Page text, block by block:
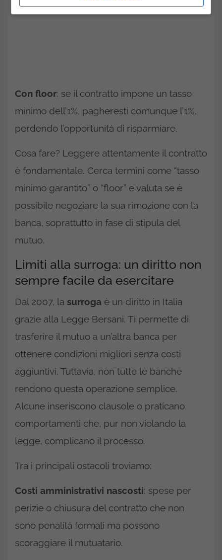
Con floor: se il contratto impone un tasso
minimo dell’1%, pagheresti comunque l’1%,
perdendo l’opportunità di risparmiare.
Cosa fare? Leggere attentamente il contratto
è fondamentale. Cerca termini come “tasso
minimo garantito” o “floor” e valuta se è
possibile negoziare la sua rimozione con la
banca, soprattutto in fase di stipula del
mutuo.
Limiti alla surroga: un diritto non
sempre facile da esercitare
Dal 2007, la surroga è un diritto in Italia
grazie alla Legge Bersani. Ti permette di
trasferire il mutuo a un’altra banca per
ottenere condizioni migliori senza costi
aggiuntivi. Tuttavia, non tutte le banche
rendono questa operazione semplice.
Alcune inseriscono clausole o praticano
comportamenti che, pur non violando la
legge, complicano il processo.
Tra i principali ostacoli troviamo:
Costi amministrativi nascosti: spese per
perizie o chiusura del contratto che non
sono penalità formali ma possono
scoraggiare il mutuatario.